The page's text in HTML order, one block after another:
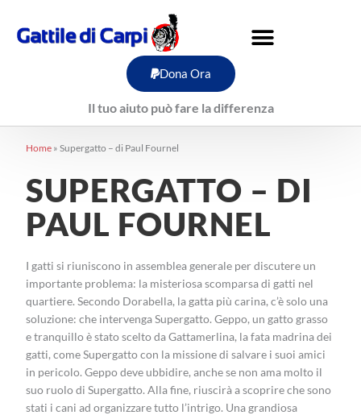
contenuto
Dona Ora
Il tuo aiuto può fare la differenza
Home » Supergatto – di Paul Fournel
SUPERGATTO – DI
PAUL FOURNEL
I gatti si riuniscono in assemblea generale per discutere un
importante problema: la misteriosa scomparsa di gatti nel
quartiere. Secondo Dorabella, la gatta più carina, c’è solo una
soluzione: che intervenga Supergatto. Geppo, un gatto grasso
e tranquillo è stato scelto da Gattamerlina, la fata madrina dei
gatti, come Supergatto con la missione di salvare i suoi amici
in pericolo. Geppo deve ubbidire, anche se non ama molto il
suo ruolo di Supergatto. Alla fine, riuscirà a scoprire che sono
stati i cani ad organizzare tutto l’intrigo. Una grandiosa